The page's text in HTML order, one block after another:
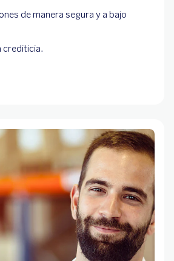
de manera segura y a bajo
crediticia.